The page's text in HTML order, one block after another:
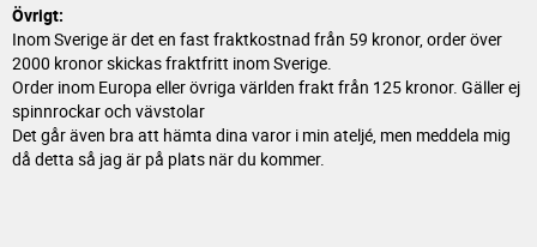
Övrigt:
Inom Sverige är det en fast fraktkostnad från 59 kronor, order över
2000 kronor skickas fraktfritt inom Sverige.
Order inom Europa eller övriga världen frakt från 125 kronor. Gäller ej
spinnrockar och vävstolar
Det går även bra att hämta dina varor i min ateljé, men meddela mig
då detta så jag är på plats när du kommer.